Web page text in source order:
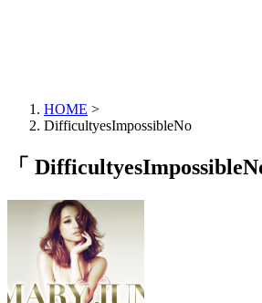
HOME >
DifficultyesImpossibleNo
「